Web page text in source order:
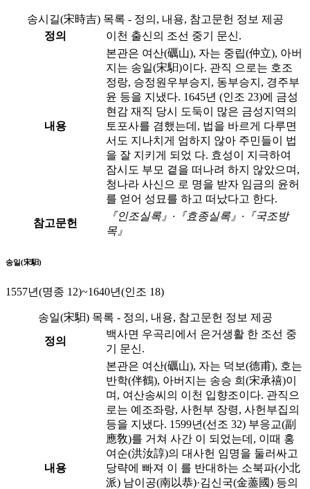
송시길(宋時吉) 목록 - 정의, 내용, 참고문헌 정보 제공
정의
이천 출신의 조선 중기 문신.
내용
본관은 여산(礪山), 자는 중립(仲立), 아버
지는 송일(宋馹)이다. 관직 으로는 호조
정랑, 승정원우부승지, 동부승지, 경주부
윤 등을 지냈다. 1645년 (인조 23)에 금성
현감 재직 당시 도둑이 많은 금성지역의
토포사를 겸했는데, 법을 바르게 다루면
서도 지나치게 엄하지 않아 주민들이 법
을 잘 지키게 되었 다. 효성이 지극하여
잠시도 부모 곁을 떠나려 하지 않았으며,
청나라 사신으 로 명을 받자 임금의 윤허
를 얻어 성묘를 하고 떠났다고 한다.
참고문헌
『인조실록』·『효종실록』·『국조방
목』
송일(宋馹)
1557년(명종 12)~1640년(인조 18)
송일(宋馹) 목록 - 정의, 내용, 참고문헌 정보 제공
정의
백사면 우곡리에서 은거생활 한 조선 중
기 문신.
내용
본관은 여산(礪山), 자는 덕보(德甫), 호는
반학(伴鶴), 아버지는 송승 희(宋承禧)이
며, 여산송씨의 이천 입향조이다. 관직으
로는 예조좌랑, 사헌부 장령, 사헌부집의
등을 지냈다. 1599년(선조 32) 부응교(副
應敎)를 거쳐 사간 이 되었는데, 이때 홍
여순(洪汝諄)의 대사헌 임명을 둘러싸고
당략에 빠져 이 를 반대하는 소북파(小北
派) 남이공(南以恭)·김신국(金藎國) 등의